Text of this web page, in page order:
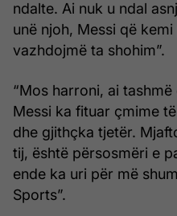
ndalte. Ai nuk u ndal
unë njoh, Messi që
vazhdojmë ta shohim”.
“Mos harroni, ai
Messi ka fituar çmime
dhe gjithçka tjetër.
tij, është përsosmëri e
ende ka uri për më
Sports”.